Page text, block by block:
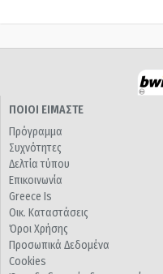
ΠΟΙΟΙ ΕΙΜΑΣΤΕ
Πρόγραμμα
Συχνότητες
Δελτία τύπου
Επικοινωνία
Greece Is
Οικ. Καταστάσεις
Όροι Χρήσης
Προσωπικά Δεδομένα
Cookies